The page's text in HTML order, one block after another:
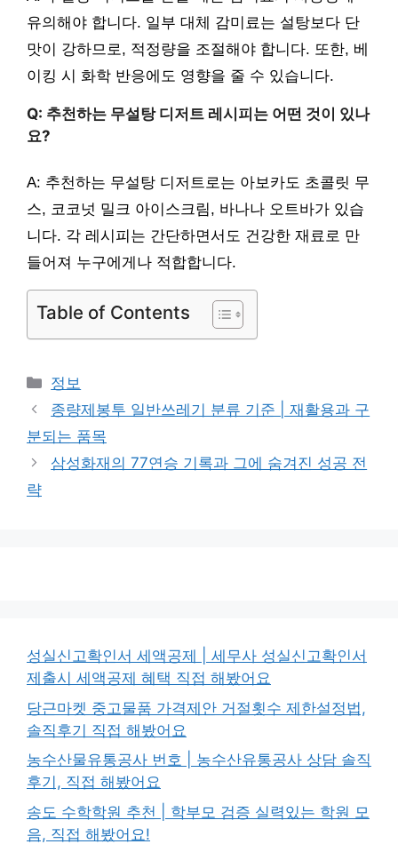
유의해야 합니다. 일부 대체 감미료는 설탕보다 단
맛이 강하므로, 적정량을 조절해야 합니다. 또한, 베
이킹 시 화학 반응에도 영향을 줄 수 있습니다.
Q: 추천하는 무설탕 디저트 레시피는 어떤 것이 있나
요?
A: 추천하는 무설탕 디저트로는 아보카도 초콜릿 무
스, 코코넛 밀크 아이스크림, 바나나 오트바가 있습
니다. 각 레시피는 간단하면서도 건강한 재료로 만
들어져 누구에게나 적합합니다.
Table of Contents
카
테
리
정보
종량제봉투 일반쓰레기 분류 기준 | 재활용과 구
분되는 품목
삼성화재의 77연승 기록과 그에 숨겨진 성공 전
략
성실신고확인서 세액공제 | 세무사 성실신고확인서
제출시 세액공제 혜택 직접 해봤어요
당근마켓 중고물품 가격제안 거절횟수 제한설정법,
솔직후기 직접 해봤어요
농수산물유통공사 번호 | 농수산유통공사 상담 솔직
후기, 직접 해봤어요
송도 수학학원 추천 | 학부모 검증 실력있는 학원 모
음, 직접 해봤어요!